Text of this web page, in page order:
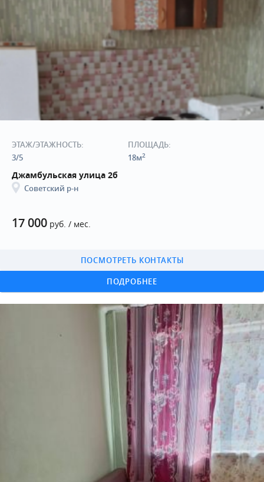
17 000 руб. / мес.
Джамбульская улица 2б
Советский р-н
ПОДРОБНЕЕ
ПОСМОТРЕТЬ КОНТАКТЫ
ЭТАЖ/ЭТАЖНОСТЬ:
3/5
ПЛОЩАДЬ:
18м2